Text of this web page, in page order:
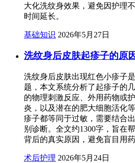
大化洗纹身效果，避免因护理
时间延长。
基础知识 2026年5月27日
洗纹身后皮肤起疹子的原
洗纹身后皮肤出现红色小疹子
题，本文系统分析了起疹子的
的物理刺激反应、外用药物或
炎，以及潜在的肥大细胞活化
疹子都等同于过敏，需要结合
别诊断。全文约1300字，旨在
背后的真实原因，避免盲目用药
术后护理 2026年5月24日